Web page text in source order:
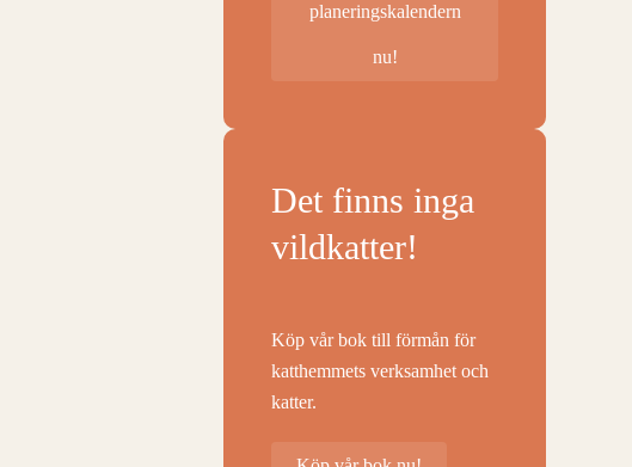
planeringskalendern
nu!
Det finns inga
vildkatter!
Köp vår bok till förmån för
katthemmets verksamhet och
katter.